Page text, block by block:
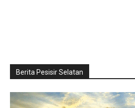
Berita Pesisir Selatan